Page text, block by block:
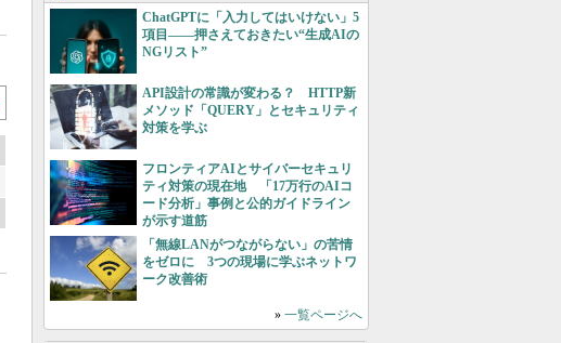
ChatGPTに「入力してはいけない」5
項目――押さえておきたい“生成AIの
NGリスト”
API設計の常識が変わる？ HTTP新
メソッド「QUERY」とセキュリティ
対策を学ぶ
フロンティアAIとサイバーセキュリ
ティ対策の現在地 「17万行のAIコ
ード分析」事例と公的ガイドライン
が示す道筋
「無線LANがつながらない」の苦情
をゼロに 3つの現場に学ぶネットワ
ーク改善術
» 一覧ページへ